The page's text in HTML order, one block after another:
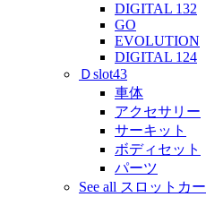
DIGITAL 132
GO
EVOLUTION
DIGITAL 124
Ｄslot43
車体
アクセサリー
サーキット
ボディセット
パーツ
See all スロットカー